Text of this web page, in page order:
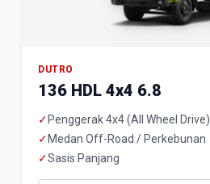
DUTRO
136 HDL 4x4 6.8
✓ Penggerak 4x4 (All Wheel Drive)
✓ Medan Off-Road / Perkebunan
✓Sasis Panjang